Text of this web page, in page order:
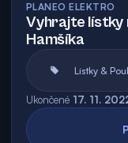
PLANEO ELEKTRO
Vyhrajte lístky
Hamšíka
Lístky &
Ukončené 17. 11.